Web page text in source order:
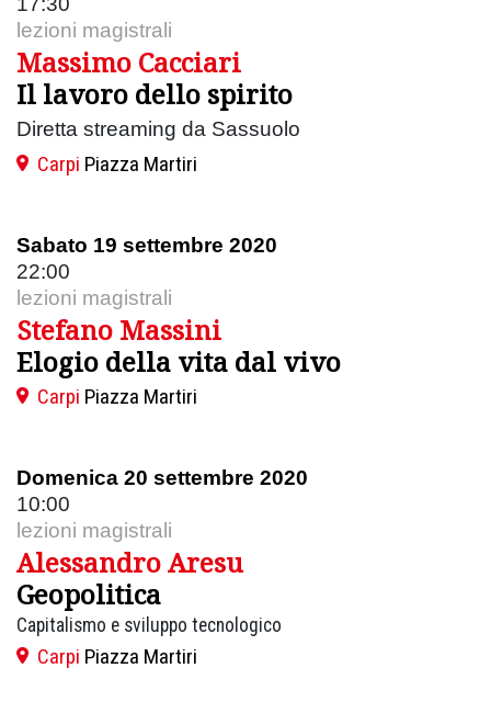
lezioni magistrali
Massimo Cacciari
Il lavoro dello spirito
Diretta streaming da Sassuolo
Carpi Piazza Martiri
Sabato 19 settembre 2020
22:00
lezioni magistrali
Stefano Massini
Elogio della vita dal vivo
Carpi Piazza Martiri
Domenica 20 settembre 2020
10:00
lezioni magistrali
Alessandro Aresu
Geopolitica
Capitalismo e sviluppo tecnologico
Carpi Piazza Martiri